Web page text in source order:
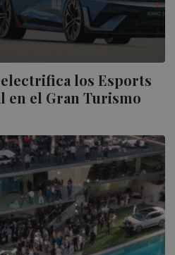
los Esports
en el Gran Turismo